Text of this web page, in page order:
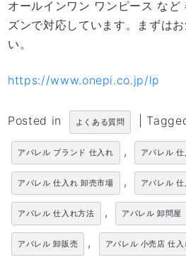
オールインワン ワンピース な
ズンで対応しています。まずは
い。
https://www.onepi.co.jp/lp
Posted in よくある質問
アパレル ブランド 仕入れ , アパレル
アパレル 仕入れ 卸売市場 , アパレル 仕
アパレル 仕入れ方法 , アパレル 卸問屋
アパレル 卸販売 , アパレル 小売店 仕入